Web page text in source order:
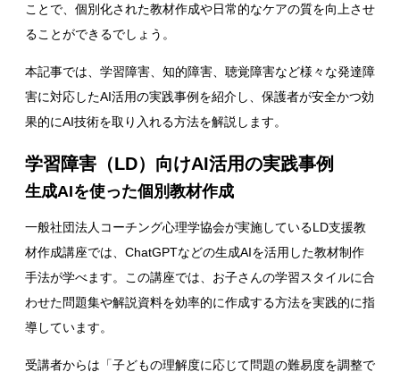
ことで、個別化された教材作成や日常的なケアの質を向上させ
ることができるでしょう。
本記事では、学習障害、知的障害、聴覚障害など様々な発達障
害に対応したAI活用の実践事例を紹介し、保護者が安全かつ効
果的にAI技術を取り入れる方法を解説します。
学習障害（LD）向けAI活用の実践事例
生成AIを使った個別教材作成
一般社団法人コーチング心理学協会が実施しているLD支援教
材作成講座では、ChatGPTなどの生成AIを活用した教材制作
手法が学べます。この講座では、お子さんの学習スタイルに合
わせた問題集や解説資料を効率的に作成する方法を実践的に指
導しています。
受講者からは「子どもの理解度に応じて問題の難易度を調整で